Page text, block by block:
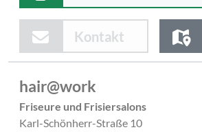
Kontakt
hair@work
Friseure und Frisiersalons
Karl-Schönherr-Straße 10